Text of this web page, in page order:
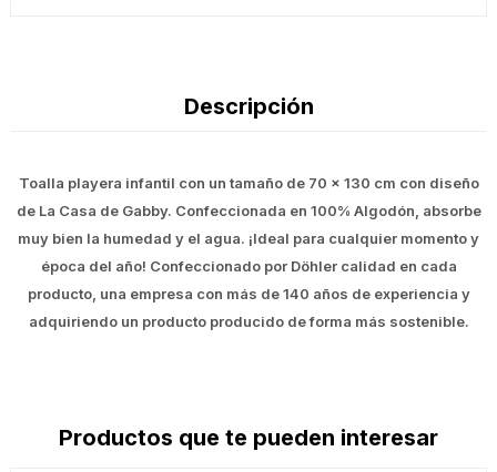
Descripción
Toalla playera infantil con un tamaño de 70 x 130 cm con diseño
de La Casa de Gabby. Confeccionada en 100% Algodón, absorbe
muy bien la humedad y el agua. ¡Ideal para cualquier momento y
época del año! Confeccionado por Döhler calidad en cada
producto, una empresa con más de 140 años de experiencia y
adquiriendo un producto producido de forma más sostenible.
Productos que te pueden interesar